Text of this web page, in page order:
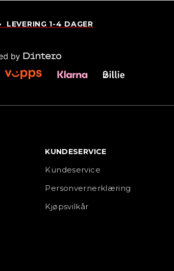
1-4 DAGER
KUNDESERVICE
Kundeservice
Personvernerklæring
Kjøpsvilkår